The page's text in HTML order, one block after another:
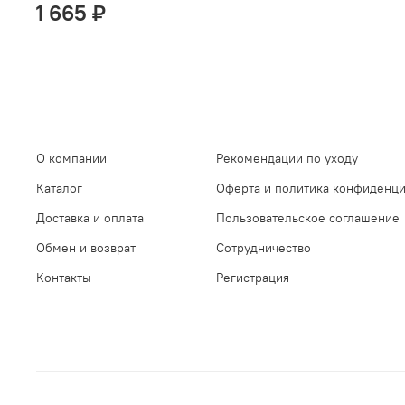
1 665 ₽
О компании
Каталог
Доставка и оплата
Обмен и возврат
Контакты
Рекомендации по уходу
Оферта и политика
Пользовательское соглашение
Сотрудничество
Регистрация